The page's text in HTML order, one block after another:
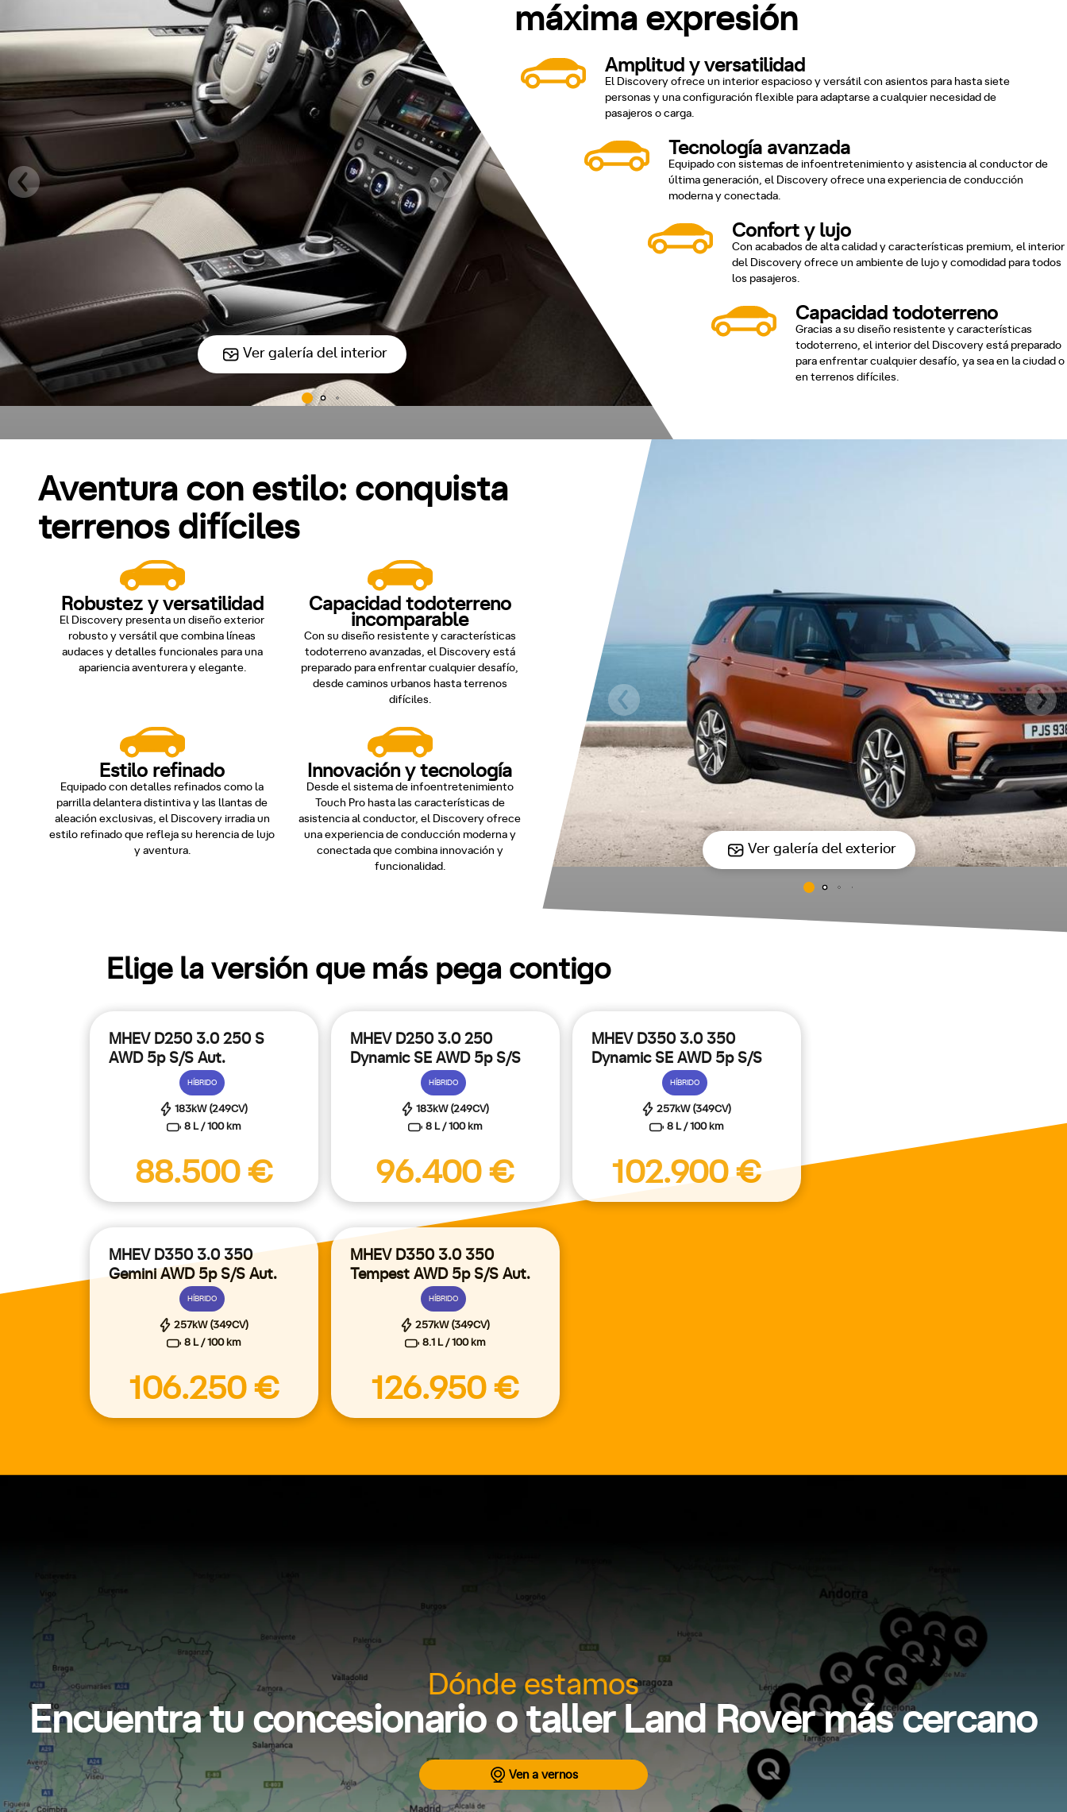
Ver galería del interior
máxima expresión
Amplitud y versatilidad
El Discovery ofrece un interior espacioso y versátil con asientos para hasta siete
personas y una configuración flexible para adaptarse a cualquier necesidad de
pasajeros o carga.
Tecnología avanzada
Equipado con sistemas de infoentretenimiento y asistencia al conductor de
última generación, el Discovery ofrece una experiencia de conducción
moderna y conectada.
Confort y lujo
Con acabados de alta calidad y características premium, el interior
del Discovery ofrece un ambiente de lujo y comodidad para todos
los pasajeros.
Capacidad todoterreno
Gracias a su diseño resistente y características
todoterreno, el interior del Discovery está preparado
para enfrentar cualquier desafío, ya sea en la ciudad o
en terrenos difíciles.
Aventura con estilo: conquista
terrenos difíciles
Robustez y versatilidad
El Discovery presenta un diseño exterior
robusto y versátil que combina líneas
audaces y detalles funcionales para una
apariencia aventurera y elegante.
Capacidad todoterreno
incomparable
Con su diseño resistente y características
todoterreno avanzadas, el Discovery está
preparado para enfrentar cualquier desafío,
desde caminos urbanos hasta terrenos
difíciles.
Estilo refinado
Equipado con detalles refinados como la
parrilla delantera distintiva y las llantas de
aleación exclusivas, el Discovery irradia un
estilo refinado que refleja su herencia de lujo
y aventura.
Innovación y tecnología
Desde el sistema de infoentretenimiento
Touch Pro hasta las características de
asistencia al conductor, el Discovery ofrece
una experiencia de conducción moderna y
conectada que combina innovación y
funcionalidad.
Ver galería del exterior
Elige la versión que más pega contigo
MHEV D250 3.0 250 S
AWD 5p S/S Aut.
HÍBRIDO
183kW (249CV)
8 L / 100 km
88.500 €
MHEV D250 3.0 250
Dynamic SE AWD 5p S/S
HÍBRIDO
183kW (249CV)
8 L / 100 km
96.400 €
MHEV D350 3.0 350
Dynamic SE AWD 5p S/S
HÍBRIDO
257kW (349CV)
8 L / 100 km
102.900 €
MHEV D350 3.0 350
Gemini AWD 5p S/S Aut.
HÍBRIDO
257kW (349CV)
8 L / 100 km
106.250 €
MHEV D350 3.0 350
Tempest AWD 5p S/S Aut.
HÍBRIDO
257kW (349CV)
8.1 L / 100 km
126.950 €
Dónde estamos
Encuentra tu concesionario o taller Land Rover más cercano
Ven a vernos